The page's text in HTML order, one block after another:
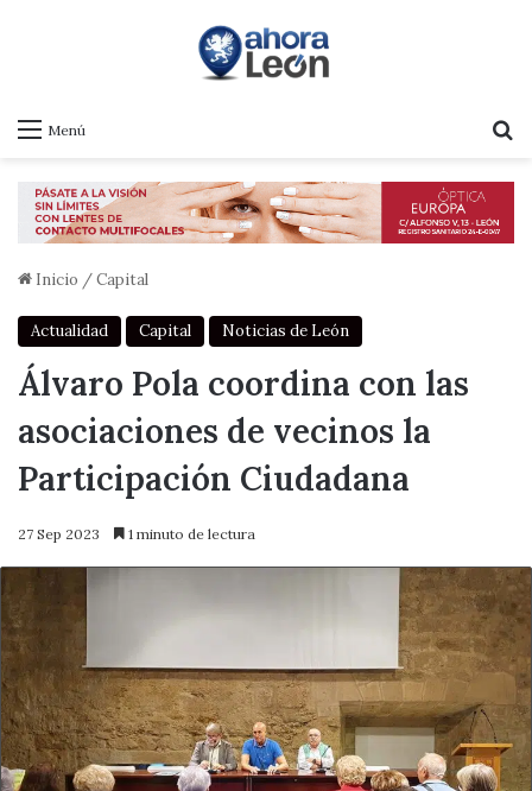
Menú
Inicio /Capital
Actualidad Capital Noticias de León
Álvaro Pola coordina con las
asociaciones de vecinos la
Participación Ciudadana
27 Sep 2023 1 minuto de lectura